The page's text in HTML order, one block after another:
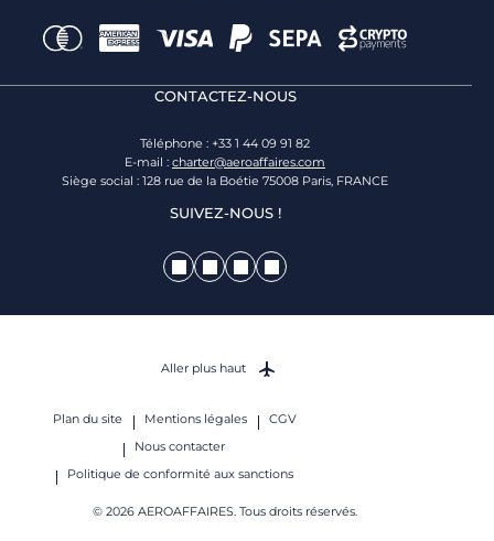
CONTACTEZ-NOUS
Téléphone : +33 1 44 09 91 82
E-mail : charter@aeroaffaires.com
Siège social : 128 rue de la Boétie 75008 Paris, FRANCE
SUIVEZ-NOUS !
Plan du site Mentions légales
CGV
Nous contacter
Politique de conformité aux sanctions
© 2026 AEROAFFAIRES. Tous droits réservés.
Aller plus haut